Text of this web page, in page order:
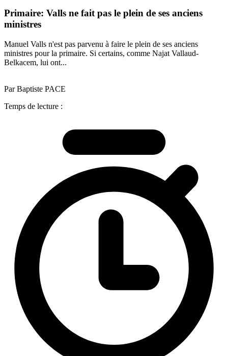
Primaire: Valls ne fait pas le plein de ses anciens
ministres
Manuel Valls n'est pas parvenu à faire le plein de ses anciens
ministres pour la primaire. Si certains, comme Najat Vallaud-
Belkacem, lui ont...
Par Baptiste PACE
Temps de lecture :